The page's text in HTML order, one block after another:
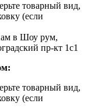
товарный вид,
(если
в Шоу рум,
пр-кт 1с1
товарный вид,
(если